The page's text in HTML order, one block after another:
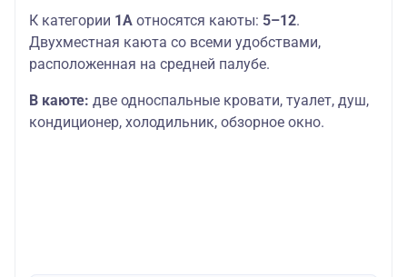
К категории 1А относятся каюты: 5–12.
Двухместная каюта со всеми удобствами,
расположенная на средней палубе.
В каюте: две односпальные кровати, туалет, душ,
кондиционер, холодильник, обзорное окно.